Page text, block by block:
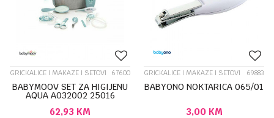
GRICKALICE I MAKAZE I SETOVI 67600
BABYMOOV SET ZA HIGIJENU
AQUA A032002 25016
62,93 KM
GRICKALICE I MAKAZE I SETOVI 69883
BABYONO NOKTARICA 065/01
3,00 KM